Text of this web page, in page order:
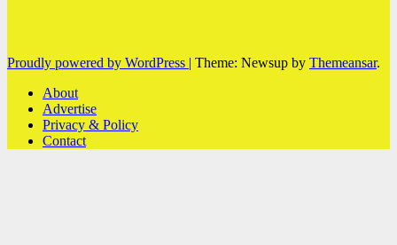
Proudly powered by WordPress | Theme: Newsup by Themeansar.
About
Advertise
Privacy & Policy
Contact